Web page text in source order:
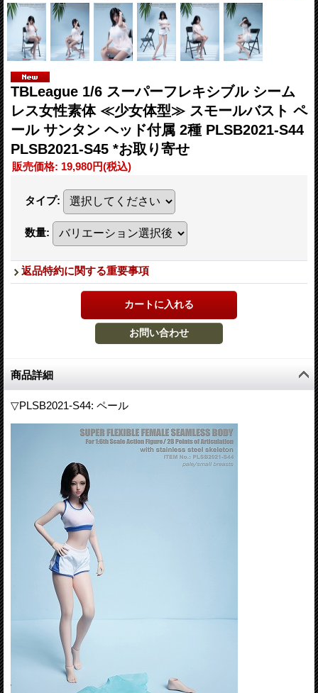
TBLeague 1/6 スーパーフレキシブル シーム
レス女性素体 ≪少女体型≫ スモールバスト ペ
ール サンタン ヘッド付属 2種 PLSB2021-S44
PLSB2021-S45 *お取り寄せ
販売価格: 19,980円(税込)
タイプ:
数量:
返品特約に関する重要事項
商品詳細
▽PLSB2021-S44: ペール